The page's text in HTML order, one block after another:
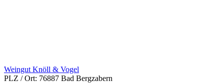
Weingut Knöll & Vogel
PLZ / Ort: 76887 Bad Bergzabern